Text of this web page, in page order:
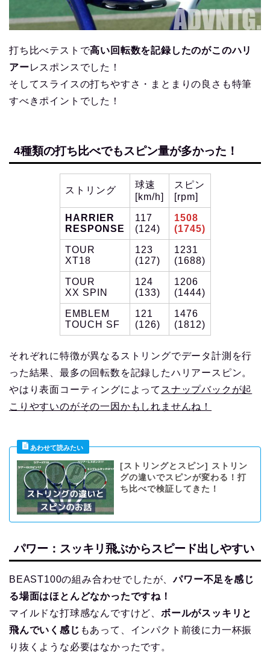
打ち比べテストで高い回転数を記録したのがこのハリ
アーレスポンスでした！
そしてスライスの打ちやすさ・まとまりの良さも特筆
すべきポイントでした！
4種類の打ち比べでもスピン量が多かった！
ストリング
球速
[km/h]
スピン
[rpm]
HARRIER
RESPONSE
117
(124)
1508
(1745)
TOUR
XT18
123
(127)
1231
(1688)
TOUR
XX SPIN
124
(133)
1206
(1444)
EMBLEM
TOUCH SF
121
(126)
1476
(1812)
それぞれに特徴が異なるストリングでデータ計測を行
った結果、最多の回転数を記録したハリアースピン。
やはり表面コーティングによって スナップバックが起
こりやすいのがその一因かもしれませんね！
[ストリングとスピン] ストリン
グの違いでスピンが変わる！打
ち比べで検証してきた！
パワー：スッキリ飛ぶからスピード出しやすい
BEAST100の組み合わせでしたが、パワー不足を感じ
る場面はほとんどなかったですね！
マイルドな打球感なんですけど、 ボールがスッキリと
飛んでいく感じ もあって、インパクト前後に力一杯振
り抜くような必要はなかったです。